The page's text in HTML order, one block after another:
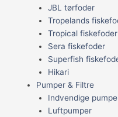
JBL tørfoder
Tropelands
Tropical fiskefoder
Sera fiskefoder
Superfish
Hikari
Pumper & Filtre
Indvendige
Luftpumper